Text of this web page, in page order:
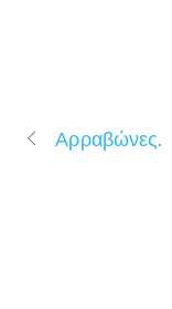
Αρραβώνες.